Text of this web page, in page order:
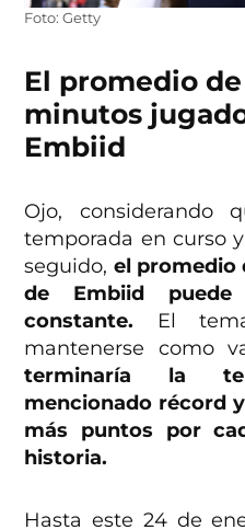
Foto: Getty
El promedio
minutos
Embiid
Ojo, considerando
temporada en curso
seguido, el promedio
de Embiid
constante. El
mantenerse como
terminaría la
mencionado récord
más puntos por
historia.
Hasta este 24 de